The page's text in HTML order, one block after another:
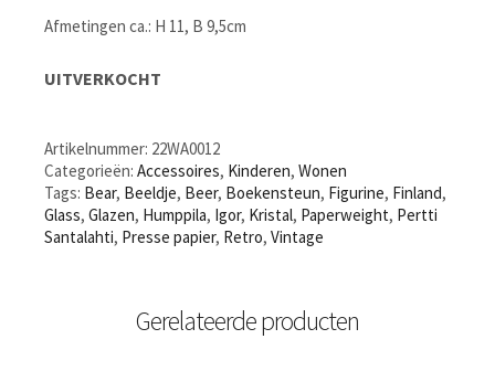
Afmetingen ca.: H 11, B 9,5cm
UITVERKOCHT
Artikelnummer: 22WA0012
Categorieën: Accessoires, Kinderen, Wonen
Tags: Bear, Beeldje, Beer, Boekensteun, Figurine, Finland,
Glass, Glazen, Humppila, Igor, Kristal, Paperweight, Pertti
Santalahti, Presse papier, Retro, Vintage
Gerelateerde producten